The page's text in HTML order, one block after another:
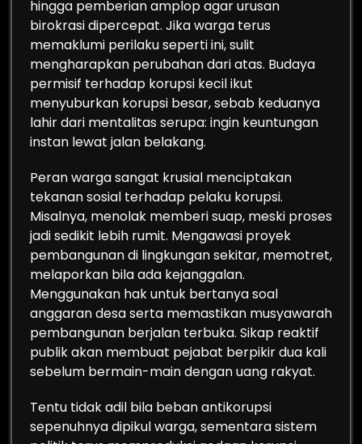
hingga pemberian amplop agar urusan
birokrasi dipercepat. Jika warga terus
memaklumi perilaku seperti ini, sulit
mengharapkan perubahan dari atas. Budaya
permisif terhadap korupsi kecil ikut
menyuburkan korupsi besar, sebab keduanya
lahir dari mentalitas serupa: ingin keuntungan
instan lewat jalan belakang.
Peran warga sangat krusial menciptakan
tekanan sosial terhadap pelaku korupsi.
Misalnya, menolak memberi suap, meski proses
jadi sedikit lebih rumit. Mengawasi proyek
pembangunan di lingkungan sekitar, memotret,
melaporkan bila ada kejanggalan.
Menggunakan hak untuk bertanya soal
anggaran desa serta memastikan musyawarah
pembangunan berjalan terbuka. Sikap reaktif
publik akan membuat pejabat berpikir dua kali
sebelum bermain-main dengan uang rakyat.
Tentu tidak adil bila beban antikorupsi
sepenuhnya dipikul warga, sementara sistem